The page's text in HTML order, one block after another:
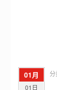
01月
01日
分